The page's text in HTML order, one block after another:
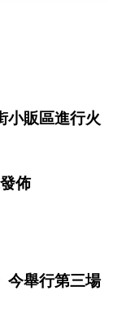
小販區進行火
佈
今舉行第三場